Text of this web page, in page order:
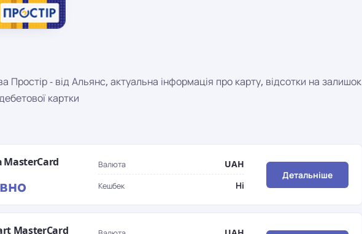
Простір - від Альянс, актуальна інформація про карту, відсотки на залишок
картки
MasterCard Валюта UAH
Кешбек Ні
Детальніше
MasterCard